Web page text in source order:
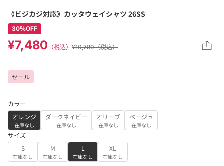
《ビジカジ対応》カッタウェイシャツ 26SS
30％OFF
¥7,480 （税込） ¥10,780（税込）
セール
カラー
オレンジ
在庫なし
ダークネイビー
在庫なし
オリーブ
在庫なし
ベージュ
在庫なし
サイズ
S
在庫なし
M
在庫なし
L
在庫なし
XL
在庫なし